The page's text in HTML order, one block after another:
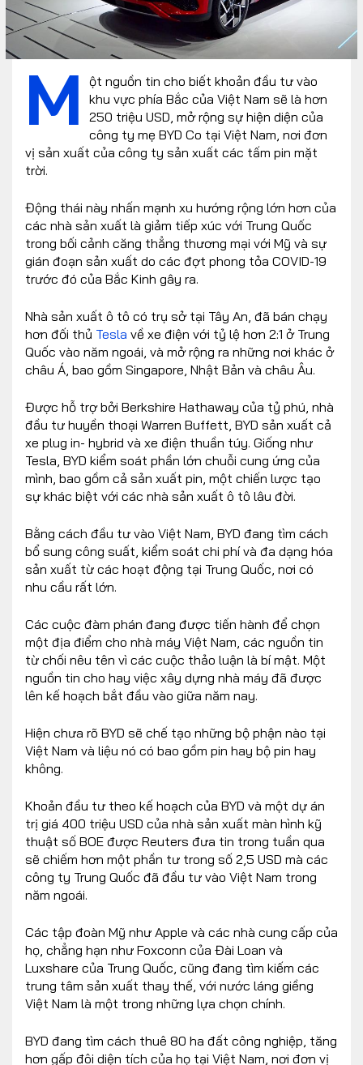
M
ột nguồn tin cho biết khoản đầu tư vào
khu vực phía Bắc của Việt Nam sẽ là hơn
250 triệu USD, mở rộng sự hiện diện của
công ty mẹ BYD Co tại Việt Nam, nơi đơn
vị sản xuất của công ty sản xuất các tấm pin mặt
trời.
Động thái này nhấn mạnh xu hướng rộng lớn hơn của
các nhà sản xuất là giảm tiếp xúc với Trung Quốc
trong bối cảnh căng thẳng thương mại với Mỹ và sự
gián đoạn sản xuất do các đợt phong tỏa COVID-19
trước đó của Bắc Kinh gây ra.
Nhà sản xuất ô tô có trụ sở tại Tây An, đã bán chạy
hơn đối thủ Tesla về xe điện với tỷ lệ hơn 2:1 ở Trung
Quốc vào năm ngoái, và mở rộng ra những nơi khác ở
châu Á, bao gồm Singapore, Nhật Bản và châu Âu.
Được hỗ trợ bởi Berkshire Hathaway của tỷ phú, nhà
đầu tư huyền thoại Warren Buffett, BYD sản xuất cả
xe plug in- hybrid và xe điện thuần túy. Giống như
Tesla, BYD kiểm soát phần lớn chuỗi cung ứng của
mình, bao gồm cả sản xuất pin, một chiến lược tạo
sự khác biệt với các nhà sản xuất ô tô lâu đời.
Bằng cách đầu tư vào Việt Nam, BYD đang tìm cách
bổ sung công suất, kiểm soát chi phí và đa dạng hóa
sản xuất từ các hoạt động tại Trung Quốc, nơi có
nhu cầu rất lớn.
Các cuộc đàm phán đang được tiến hành để chọn
một địa điểm cho nhà máy Việt Nam, các nguồn tin
từ chối nêu tên vì các cuộc thảo luận là bí mật. Một
nguồn tin cho hay việc xây dựng nhà máy đã được
lên kế hoạch bắt đầu vào giữa năm nay.
Hiện chưa rõ BYD sẽ chế tạo những bộ phận nào tại
Việt Nam và liệu nó có bao gồm pin hay bộ pin hay
không.
Khoản đầu tư theo kế hoạch của BYD và một dự án
trị giá 400 triệu USD của nhà sản xuất màn hình kỹ
thuật số BOE được Reuters đưa tin trong tuần qua
sẽ chiếm hơn một phần tư trong số 2,5 USD mà các
công ty Trung Quốc đã đầu tư vào Việt Nam trong
năm ngoái.
Các tập đoàn Mỹ như Apple và các nhà cung cấp của
họ, chẳng hạn như Foxconn của Đài Loan và
Luxshare của Trung Quốc, cũng đang tìm kiếm các
trung tâm sản xuất thay thế, với nước láng giềng
Việt Nam là một trong những lựa chọn chính.
BYD đang tìm cách thuê 80 ha đất công nghiệp, tăng
hơn gấp đôi diện tích của họ tại Việt Nam, nơi đơn vị